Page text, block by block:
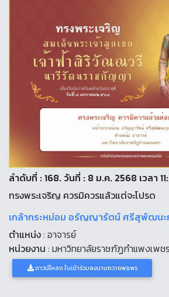
ลำดับที่ : 168. วันที่ : 8 ม.ค. 2568 เวลา
ทรงพระเจริญ ควรมิควรแล้วแต่จะโปรด
เกล้ากระหม่อม อรัญญารัตน์ ศรีสุพัฒนะ
ตำแหน่ง: อาจารย์
หน่วยงาน : มหาวิทยาลัยราชภัฏกำแพงเพชร
ดาวน์โหลด ใบเข้าร่วมลงนามถวายพระพร